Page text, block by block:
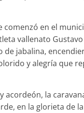
en el
vallenato
de jabalina,
y alegría que
acordeón, la
en la glorieta de